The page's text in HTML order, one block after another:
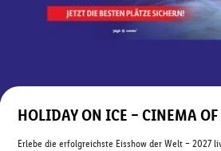
HOLIDAY ON ICE – CINEMA
Erlebe die erfolgreichste Eisshow der Welt – 2027